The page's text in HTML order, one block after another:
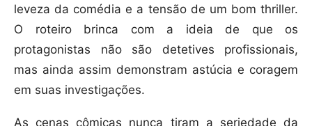
leveza da comédia e a tensão de um bom thriller.
O roteiro brinca com a ideia de que os
protagonistas não são detetives profissionais,
mas ainda assim demonstram astúcia e coragem
em suas investigações.
As cenas cômicas nunca tiram a seriedade da